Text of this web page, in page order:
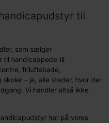
til
som sælger
til handicappede til
friluftsbade,
– ja, alle steder, hvor der
Vi handler altså ikke
her på vores